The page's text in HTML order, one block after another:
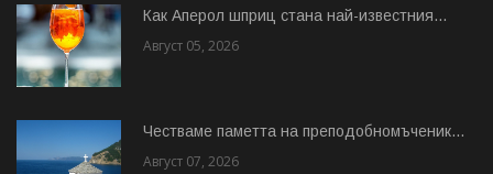
Как Аперол шприц стана най-известния...
Август 05, 2026
Честваме паметта на преподобномъченик...
Август 07, 2026